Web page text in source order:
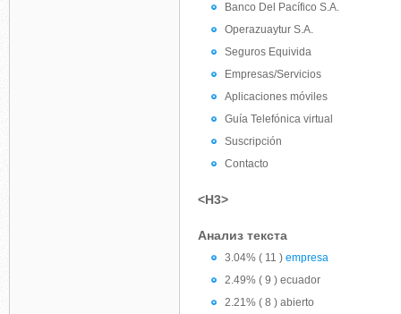
Banco Del Pacífico S.A.
Operazuaytur S.A.
Seguros Equivida
Empresas/Servicios
Aplicaciones móviles
Guía Telefónica virtual
Suscripción
Contacto
<H3>
Анализ текста
3.04% ( 11 ) empresa
2.49% ( 9 ) ecuador
2.21% ( 8 ) abierto